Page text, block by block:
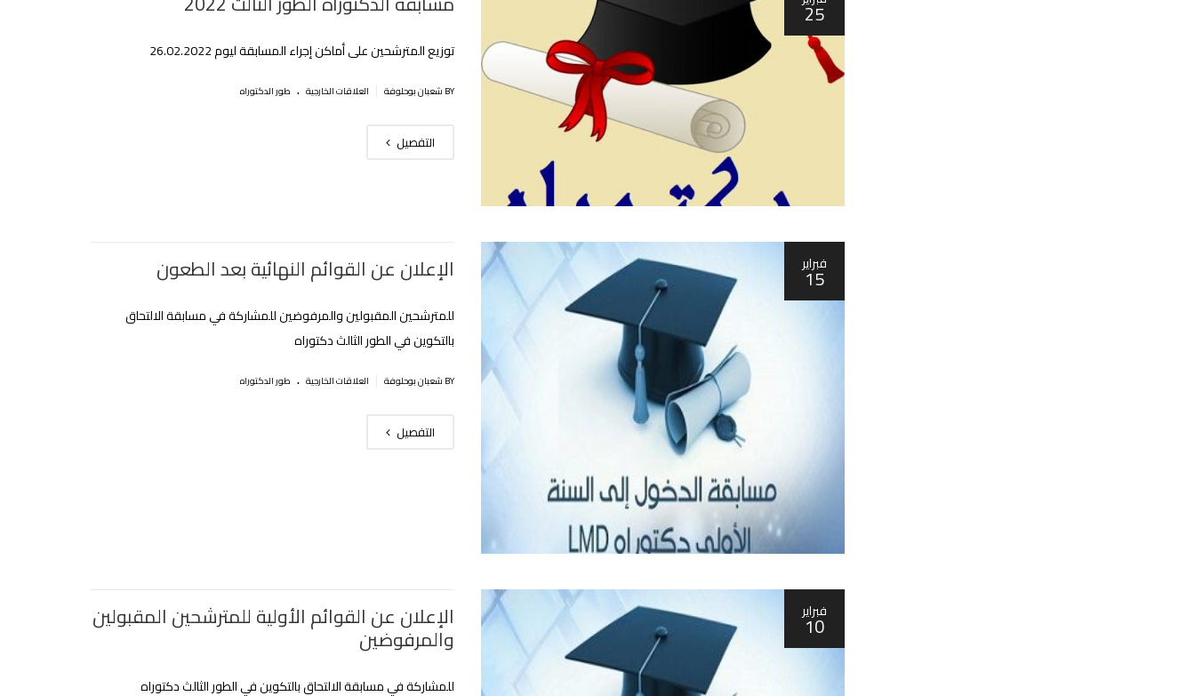
25
توزيع المترشحين على أماكن إجراء المسابقة ليوم 26.02.2022
BY شعبان بوحلوفة العلاقات الخارجية . طور الدكتوراه
التفصيل
فبراير
15 الإعلان عن القوائم النهائية بعد الطعون
للمترشحين المقبولين والمرفوضين للمشاركة في مسابقة الالتحاق
بالتكوين في الطور الثالث دكتوراه‎‎
BY شعبان بوحلوفة العلاقات الخارجية . طور الدكتوراه
التفصيل
فبراير
10 الإعلان عن القوائم الأولية للمترشحين المقبولين
والمرفوضين